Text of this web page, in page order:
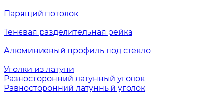
Парящий потолок
Теневая разделительная рейка
Алюминиевый профиль под стекло
Уголки из латуни
Разносторонний латунный уголок
Равносторонний латунный уголок